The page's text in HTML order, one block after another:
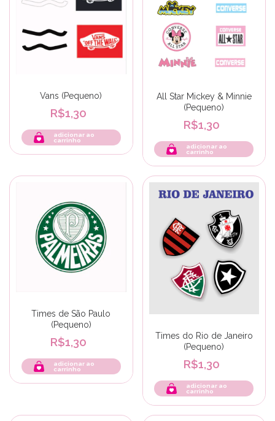
Vans (Pequeno)
R$1,30
adicionar ao
carrinho
All Star Mickey & Minnie
(Pequeno)
R$1,30
adicionar ao
carrinho
Times de São Paulo
(Pequeno)
R$1,30
adicionar ao
carrinho
Times do Rio de Janeiro
(Pequeno)
R$1,30
adicionar ao
carrinho